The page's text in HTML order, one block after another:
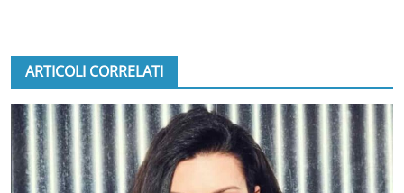
ARTICOLI CORRELATI